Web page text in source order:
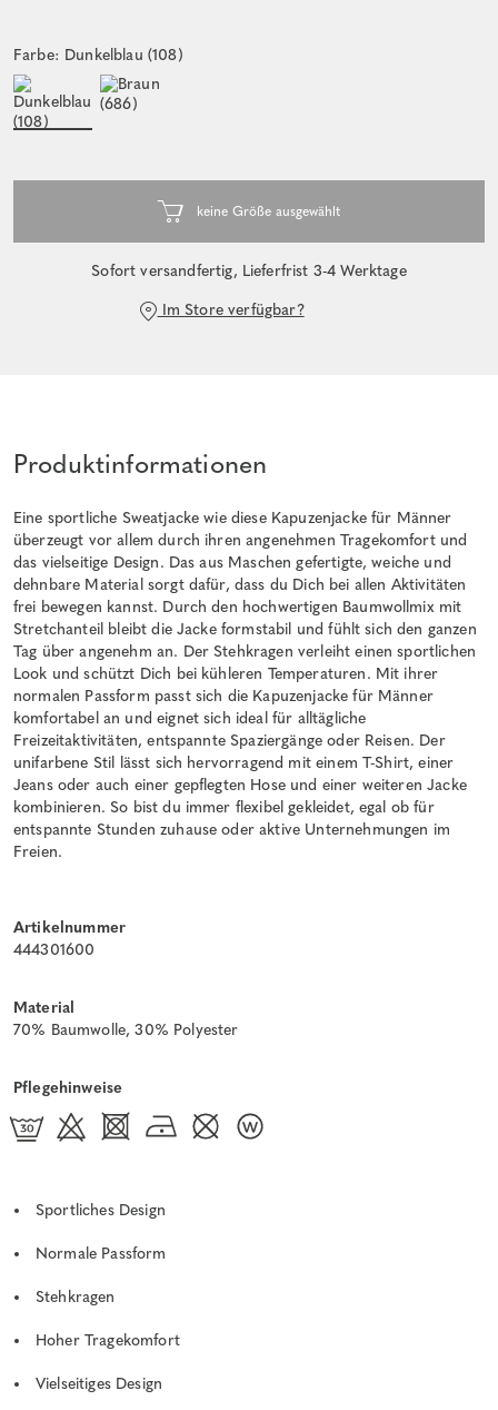
Farbe: Dunkelblau (108)
Sofort versandfertig, Lieferfrist 3-4 Werktage
Im Store verfügbar?
Produktinformationen
Eine sportliche Sweatjacke wie diese Kapuzenjacke für Männer
überzeugt vor allem durch ihren angenehmen Tragekomfort und
das vielseitige Design. Das aus Maschen gefertigte, weiche und
dehnbare Material sorgt dafür, dass du Dich bei allen Aktivitäten
frei bewegen kannst. Durch den hochwertigen Baumwollmix mit
Stretchanteil bleibt die Jacke formstabil und fühlt sich den ganzen
Tag über angenehm an. Der Stehkragen verleiht einen sportlichen
Look und schützt Dich bei kühleren Temperaturen. Mit ihrer
normalen Passform passt sich die Kapuzenjacke für Männer
komfortabel an und eignet sich ideal für alltägliche
Freizeitaktivitäten, entspannte Spaziergänge oder Reisen. Der
unifarbene Stil lässt sich hervorragend mit einem T-Shirt, einer
Jeans oder auch einer gepflegten Hose und einer weiteren Jacke
kombinieren. So bist du immer flexibel gekleidet, egal ob für
entspannte Stunden zuhause oder aktive Unternehmungen im
Freien.
Artikelnummer
444301600
Material
70% Baumwolle, 30% Polyester
Pflegehinweise
Sportliches Design
Normale Passform
Stehkragen
Hoher Tragekomfort
Vielseitiges Design